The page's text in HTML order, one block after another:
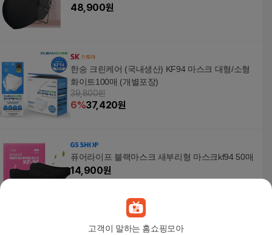
고객이 말하는 홈쇼핑모아
48,900원
한송 크린케어 (국내생산) KF94 마스크 대형/소형
화이트100매 (개별포장)
39,800원
6%37,420원
퓨어라이프 블랙마스크 새부리형 마스크kf94 50매
14,900원